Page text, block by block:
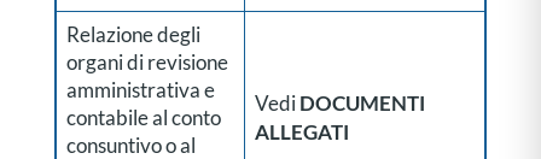
Relazione degli
organi di revisione
amministrativa e
contabile al conto
consuntivo o al
Vedi DOCUMENTI
ALLEGATI